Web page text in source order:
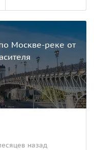
Москве-реке от
назад